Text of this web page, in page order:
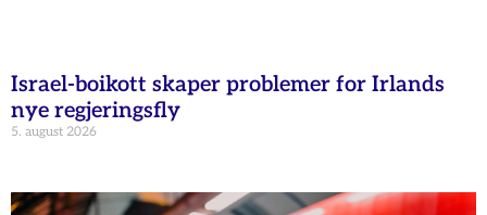
Israel-boikott skaper problemer for Irlands
nye regjeringsfly
5. august 2026